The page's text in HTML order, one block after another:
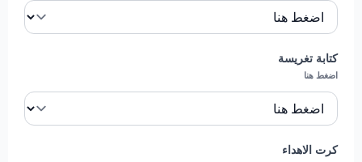
والمناسبات العائلية، حيث تكفي لتلبية احتياجات عدد
كبير من الضيوف.
تصميم جذاب ومرن
ببديل أنيق يتناسب مع المظهر العام.
أفضل جودة من حيث الطعم والنضارة، ما يعكس اهتمامًا
كتابة تغريسة
اضغط هنا
كرت الاهداء